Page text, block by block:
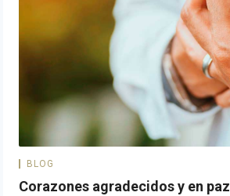
BLOG
Corazones agradecidos y en paz